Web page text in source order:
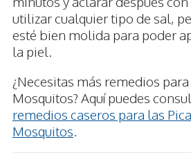
utilizar cualquier tipo de sal,
esté bien molida para poder
la piel.
¿Necesitas más remedios
Mosquitos? Aquí puedes
remedios caseros para las
Mosquitos